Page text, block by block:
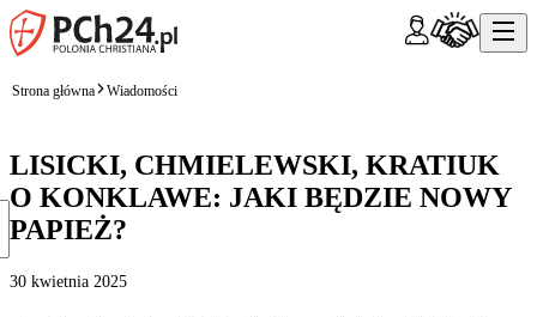
Strona główna Wiadomości
LISICKI, CHMIELEWSKI, KRATIUK
O KONKLAWE: JAKI BĘDZIE NOWY
PAPIEŻ?
30 kwietnia 2025